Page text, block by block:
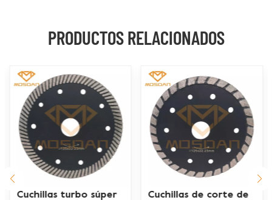
PRODUCTOS RELACIONADOS
Cuchillas de corte de
Cuchillas de corte